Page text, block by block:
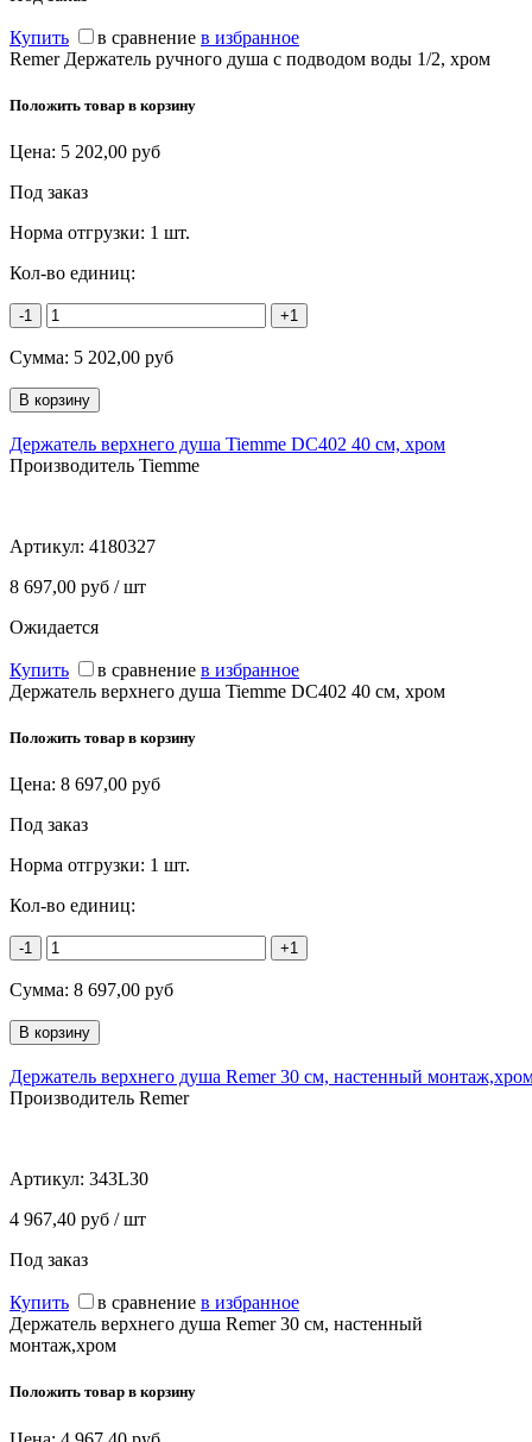
Купить в сравнение в избранное
Remer Держатель ручного душа с подводом воды 1/2, хром
Положить товар в корзину
Цена: 5 202,00 руб
Под заказ
Норма отгрузки: 1 шт.
Кол-во единиц:
-1 +1
Сумма: 5 202,00 руб
Держатель верхнего душа Tiemme DC402 40 см, хром
Производитель Tiemme
Артикул: 4180327
8 697,00 руб / шт
Ожидается
Купить в сравнение в избранное
Держатель верхнего душа Tiemme DC402 40 см, хром
Положить товар в корзину
Цена: 8 697,00 руб
Под заказ
Норма отгрузки: 1 шт.
Кол-во единиц:
-1 +1
Сумма: 8 697,00 руб
Держатель верхнего душа Remer 30 см, настенный
Производитель Remer
Артикул: 343L30
4 967,40 руб / шт
Под заказ
Купить в сравнение в избранное
Держатель верхнего душа Remer 30 см, настенный
монтаж,хром
Положить товар в корзину